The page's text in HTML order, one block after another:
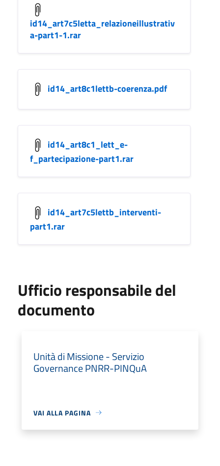
id14_art7c5letta_relazioneillustrativ
a-part1-1.rar
id14_art8c1lettb-coerenza.pdf
id14_art8c1_lett_e-
f_partecipazione-part1.rar
id14_art7c5lettb_interventi-
part1.rar
Ufficio responsabile del
documento
Unità di Missione - Servizio
Governance PNRR-PINQuA
VAI ALLA PAGINA